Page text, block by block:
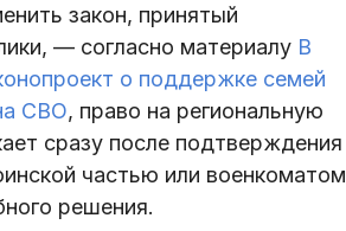
закон, принятый
— согласно материалу В
о поддержке семей
СВО, право на региональную
сразу после подтверждения
частью или военкоматом
решения.